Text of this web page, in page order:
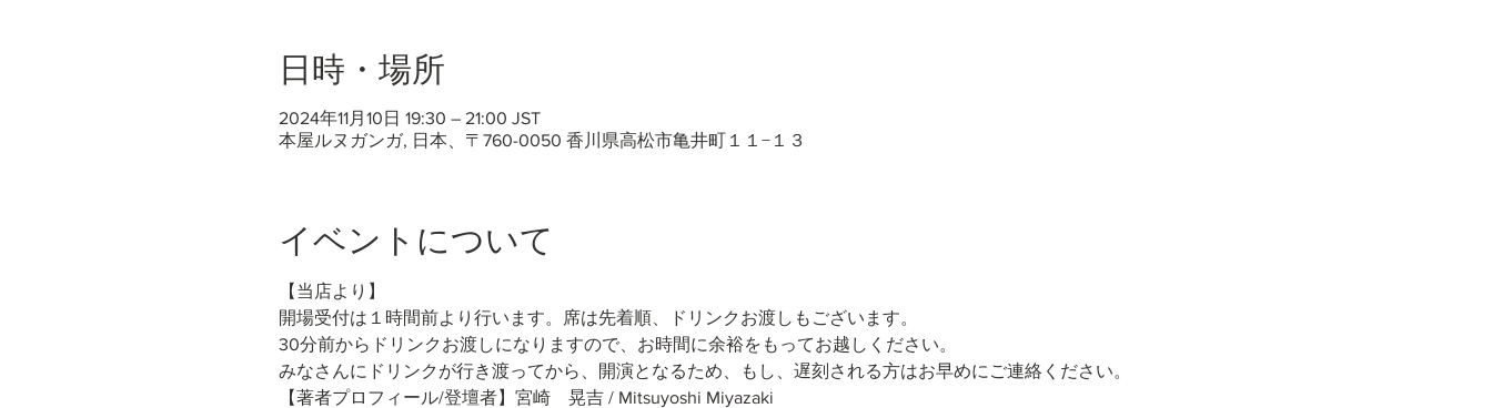
日時・場所
2024年11月10日 19:30 – 21:00 JST
本屋ルヌガンガ, 日本、〒760-0050 香川県高松市亀井町１１−１３
イベントについて
【当店より】
開場受付は１時間前より行います。席は先着順、ドリンクお渡しもございます。
30分前からドリンクお渡しになりますので、お時間に余裕をもってお越しください。
みなさんにドリンクが行き渡ってから、開演となるため、もし、遅刻される方はお早めにご連絡ください。
【著者プロフィール/登壇者】宮崎　晃吉 / Mitsuyoshi Miyazaki